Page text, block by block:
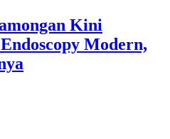
Kini
Modern,